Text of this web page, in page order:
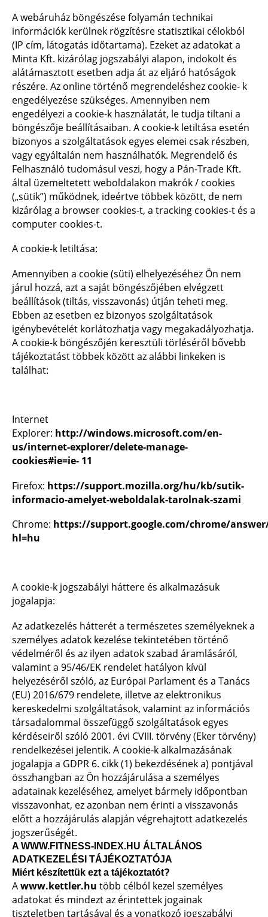
A webáruház böngészése folyamán technikai
információk kerülnek rögzítésre statisztikai célokból
(IP cím, látogatás időtartama). Ezeket az adatokat a
Minta Kft. kizárólag jogszabályi alapon, indokolt és
alátámasztott esetben adja át az eljáró hatóságok
részére. Az online történő megrendeléshez cookie- k
engedélyezése szükséges. Amennyiben nem
engedélyezi a cookie-k használatát, le tudja tiltani a
böngészője beállításaiban. A cookie-k letiltása esetén
bizonyos a szolgáltatások egyes elemei csak részben,
vagy egyáltalán nem használhatók. Megrendelő és
Felhasználó tudomásul veszi, hogy a Pán-Trade Kft.
által üzemeltetett weboldalakon makrók / cookies
(„sütik”) működnek, ideértve többek között, de nem
kizárólag a browser cookies-t, a tracking cookies-t és a
computer cookies-t.
A cookie-k letiltása:
Amennyiben a cookie (süti) elhelyezéséhez Ön nem
járul hozzá, azt a saját böngészőjében elvégzett
beállítások (tiltás, visszavonás) útján teheti meg.
Ebben az esetben ez bizonyos szolgáltatások
igénybevételét korlátozhatja vagy megakadályozhatja.
A cookie-k böngészőjén keresztüli törléséről bővebb
tájékoztatást többek között az alábbi linkeken is
találhat:
Internet
Explorer: http://windows.microsoft.com/en-
us/internet-explorer/delete-manage-
cookies#ie=ie- 11
Firefox: https://support.mozilla.org/hu/kb/sutik-
informacio-amelyet-weboldalak-tarolnak-szami
Chrome: https://support.google.com/chrome/answer/
hl=hu
A cookie-k jogszabályi háttere és alkalmazásuk
jogalapja:
Az adatkezelés hátterét a természetes személyeknek a
személyes adatok kezelése tekintetében történő
védelméről és az ilyen adatok szabad áramlásáról,
valamint a 95/46/EK rendelet hatályon kívül
helyezéséről szóló, az Európai Parlament és a Tanács
(EU) 2016/679 rendelete, illetve az elektronikus
kereskedelmi szolgáltatások, valamint az információs
társadalommal összefüggő szolgáltatások egyes
kérdéseiről szóló 2001. évi CVIII. törvény (Eker törvény)
rendelkezései jelentik. A cookie-k alkalmazásának
jogalapja a GDPR 6. cikk (1) bekezdésének a) pontjával
összhangban az Ön hozzájárulása a személyes
adatainak kezeléséhez, amelyet bármely időpontban
visszavonhat, ez azonban nem érinti a visszavonás
előtt a hozzájárulás alapján végrehajtott adatkezelés
jogszerűségét.
A WWW.FITNESS-INDEX.HU ÁLTALÁNOS
ADATKEZELÉSI TÁJÉKOZTATÓJA
Miért készítettük ezt a tájékoztatót?
Awww.kettler.hu több célból kezel személyes
adatokat és mindezt az érintettek jogainak
tiszteletben tartásával és a vonatkozó jogszabályi